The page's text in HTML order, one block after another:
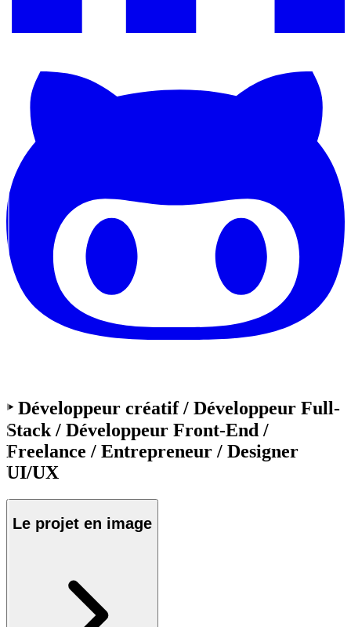
‣ Développeur créatif / Développeur Full-
Stack / Développeur Front-End /
Freelance / Entrepreneur / Designer
UI/UX
Le projet en image